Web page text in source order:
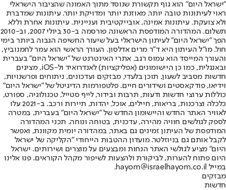
"ישראל היום" הוא גוף תקשורת שנוסד מתוך האמונה שהציבור הישראלי
ראוי לעיתונות טובה יותר, מאוזנת יותר ומדויקת יותר. עיתונות שמדברת
ולא צועקת. עיתונות אמינה, אובייקטיבית ועניינית. עיתונות אחרת וללא
תשלום. המהדורה המודפסת הראשונה פורסמה ב-30 ביולי 2007, וב-2010
הפך "ישראל היום" לעיתון הישראלי בעל שיעור החשיפה הגבוה ביותר בימי
חול. מו"ל העיתון היא ד"ר מרים אדלסון. העורך הראשי הוא עמר לחמנוביץ,
והעורך המייסד הוא עמוס רגב. אתרי האינטרנט של "ישראל היום" בעברית
ובאנגלית, כמו כן היישומונים (אפליקציות) לאנדרואיד ול-iOS, מציגים
חדשות מסביב לשעון, תוכן בלעדי, מבזקים ועדכונים, ניתוחים ופרשנויות,
וידיאו, פודקאסטים ושידורים חיים. פלטפורמות הדיגיטל של "ישראל היום"
כוללות ערוצי חדשות ודעות, תרבות ובידור, לייף סטייל, טכנולוגיה, ספורט,
כלכלה וצרכנות, בריאות, חיילים, אוכל, יהדות, תיירות ורכב. ב-2021 עלו
לאוויר האתר החדש והיישומון החדש של "ישראל היום" בעברית, במטרה
לספק לגולשים חוויה מהירה, עדכנית, בטוחה ונוחה. תכני המהדורה
המודפסת של העיתון זמינים גם באתר, במהדורה יומית מקוונת, ואפשר
לקבל אותם גם בניוזלטר. מועדון ההטבות הייחודי "הקליקה של ישראל
היום" מציע לגולשי האתר הנחות ומבצעים על מוצרים ושירותים. ישראל
היום פתוח להערות, לביקורת ולהצעות לשיפור מקהל הקוראים. פנו אלינו
במייל hayom@israelhayom.co.il.
מבזקים
חדשות